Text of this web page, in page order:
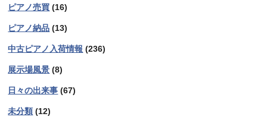
ピアノ売買 (16)
ピアノ納品 (13)
中古ピアノ入荷情報 (236)
展示場風景 (8)
日々の出来事 (67)
未分類 (12)